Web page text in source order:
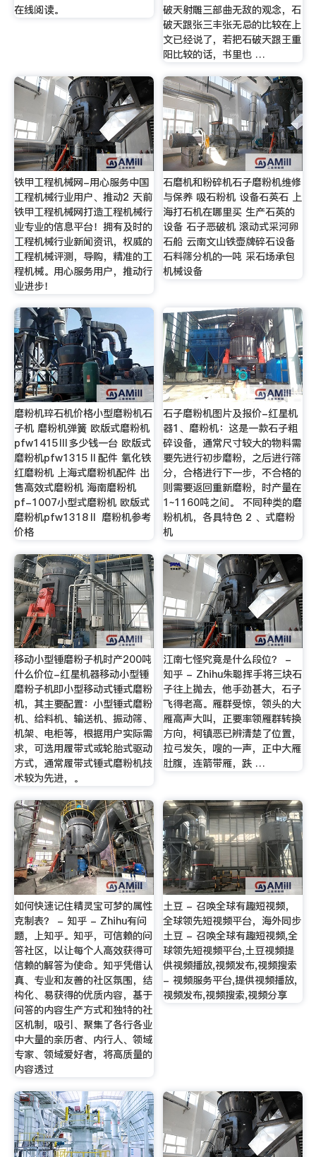
在线阅读。
破天射雕三部曲无敌的观念，石
破天跟张三丰张无忌的比较在上
文已经说了，若把石破天跟王重
阳比较的话，书里也 …
铁甲工程机械网-用心服务中国
工程机械行业用户、推动2 天前
铁甲工程机械网打造工程机械行
业专业的信息平台！拥有及时的
工程机械行业新闻资讯，权威的
工程机械评测，导购，精准的工
程机械。用心服务用户，推动行
业进步！
石磨机和粉碎机石子磨粉机维修
与保养 吸石粉机 设备石英石 上
海打石机在哪里买 生产石英的
设备 石子恶破机 滚动式采河卵
石船 云南文山铁壶牌碎石设备
石料筛分机的—吨 采石场承包
机械设备
磨粉机琗石机价格小型磨粉机石
子机 磨粉机弹簧 欧版式磨粉机
pfw1415Ⅲ多少钱一台 欧版式
磨粉机pfw1315Ⅱ配件 氧化铁
红磨粉机 上海式磨粉机配件 出
售高效式磨粉机 海南磨粉机
pf-1007小型式磨粉机 欧版式
磨粉机pfw1318Ⅱ 磨粉机参考
价格
石子磨粉机图片及报价-红星机
器1、磨粉机：这是一款石子粗
碎设备，通常尺寸较大的物料需
要先进行初步磨粉，之后进行筛
分，合格进行下一步，不合格的
则需要返回重新磨粉，时产量在
1~1160吨之间。 不同种类的磨
粉机机，各具特色 2 、式磨粉
机
移动小型锤磨粉子机时产200吨
什么价位-红星机器移动小型锤
磨粉子机即小型移动式锤式磨粉
机，其主要配置：小型锤式磨粉
机、给料机、输送机、振动筛、
机架、电柜等，根据用户实际需
求，可选用履带式或轮胎式驱动
方式，通常履带式锤式磨粉机技
术较为先进，。
江南七怪究竟是什么段位？ -
知乎 - Zhihu朱聪挥手将三块石
子往上抛去，他手劲甚大，石子
飞得老高。雁群受惊，领头的大
雁高声大叫，正要率领雁群转换
方向，柯镇恶已辨清楚了位置，
拉弓发矢，嗖的一声，正中大雁
肚腹，连箭带雁，跌 …
如何快速记住精灵宝可梦的属性
克制表？ - 知乎 - Zhihu有问
题，上知乎。知乎，可信赖的问
答社区，以让每个人高效获得可
信赖的解答为使命。知乎凭借认
真、专业和友善的社区氛围，结
构化、易获得的优质内容，基于
问答的内容生产方式和独特的社
区机制，吸引、聚集了各行各业
中大量的亲历者、内行人、领域
专家、领域爱好者，将高质量的
内容透过
土豆 - 召唤全球有趣短视频，
全球领先短视频平台，海外同步
土豆 - 召唤全球有趣短视频,全
球领先短视频平台,土豆视频提
供视频播放,视频发布,视频搜索
- 视频服务平台,提供视频播放,
视频发布,视频搜索,视频分享